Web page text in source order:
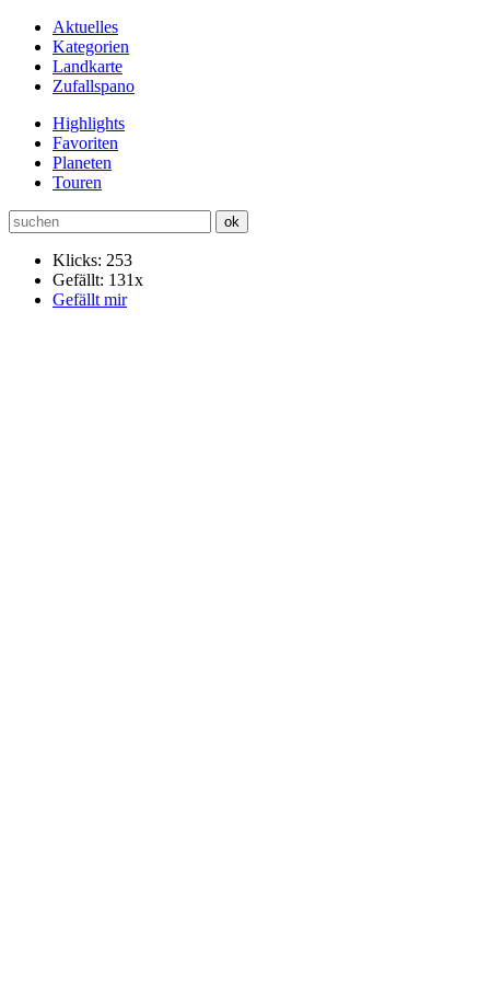
Aktuelles
Kategorien
Landkarte
Zufallspano
Highlights
Favoriten
Planeten
Touren
Klicks: 253
Gefällt: 131x
Gefällt mir